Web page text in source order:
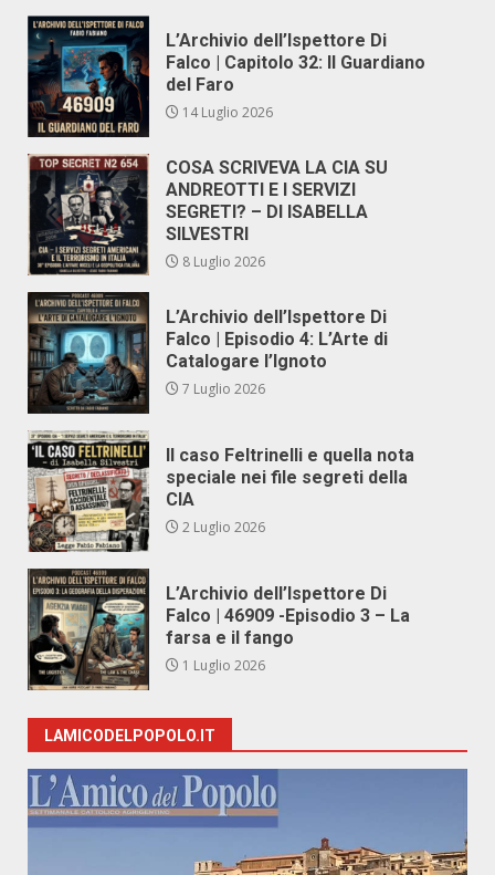
L’Archivio dell’Ispettore Di
Falco | Capitolo 32: Il Guardiano
del Faro
14 Luglio 2026
COSA SCRIVEVA LA CIA SU
ANDREOTTI E I SERVIZI
SEGRETI? – DI ISABELLA
SILVESTRI
8 Luglio 2026
L’Archivio dell’Ispettore Di
Falco | Episodio 4: L’Arte di
Catalogare l’Ignoto
7 Luglio 2026
Il caso Feltrinelli e quella nota
speciale nei file segreti della
CIA
2 Luglio 2026
L’Archivio dell’Ispettore Di
Falco | 46909 -Episodio 3 – La
farsa e il fango
1 Luglio 2026
LAMICODELPOPOLO.IT